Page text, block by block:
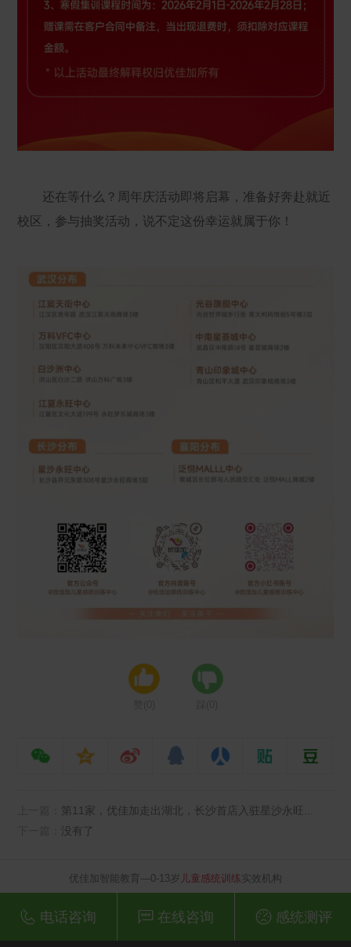
还在等什么？周年庆活动即将启幕，准备好奔赴就近
校区，参与抽奖活动，说不定这份幸运就属于你！
第11家，优佳加走出湖北，长沙首店入驻星沙永旺...
没有了
优佳加智能教育—0-13岁 儿童感统训练实效机构
电话咨询 在线咨询 感统测评